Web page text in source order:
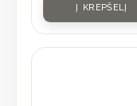
Į KREPŠELĮ